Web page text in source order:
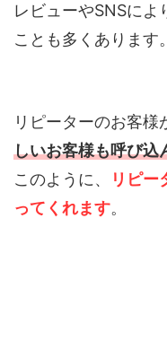
レビューやSNSによ
ことも多くあります。
リピーターのお客様
しいお客様も呼び込
このように、
リピー
ってくれます。